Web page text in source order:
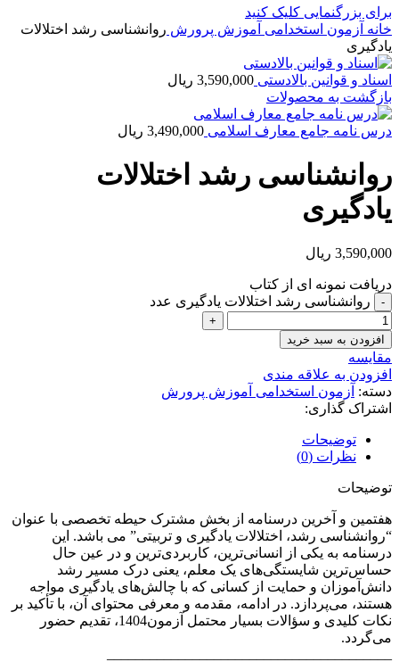
برای بزرگنمایی کلیک کنید
خانه آزمون استخدامی آموزش پرورش روانشناسی رشد اختلالات
یادگیری
اسناد و قوانین بالادستی 3,590,000 ریال
بازگشت به محصولات
درس نامه جامع معارف اسلامی 3,490,000 ریال
روانشناسی رشد اختلالات
یادگیری
3,590,000 ریال
دریافت نمونه ای از کتاب
روانشناسی رشد اختلالات یادگیری عدد
افزودن به سبد خرید
مقايسه
افزودن به علاقه مندی
دسته: آزمون استخدامی آموزش پرورش
اشتراک گذاری:
توضیحات
نظرات (0)
توضیحات
هفتمین و آخرین درسنامه از بخش مشترک حیطه تخصصی با عنوان
“روانشناسی رشد، اختلالات یادگیری و تربیتی” می باشد. این
درسنامه به یکی از انسانی‌ترین، کاربردی‌ترین و در عین حال
حساس‌ترین شایستگی‌های یک معلم، یعنی درک مسیر رشد
دانش‌آموزان و حمایت از کسانی که با چالش‌های یادگیری مواجه
هستند، می‌پردازد. در ادامه، مقدمه و معرفی محتوای آن، با تأکید بر
نکات کلیدی و سؤالات بسیار محتمل آزمون1404، تقدیم حضور
می‌گردد.